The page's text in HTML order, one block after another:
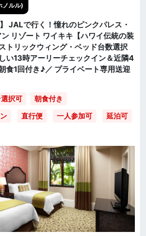
ノルル)
JALで行く！憧れのピンクパレス・
リゾート ワイキキ【ハワイ伝統の装
トリックウィング・ベッド台数選択
い13時アーリーチェックイン＆近隣4
食1回付き♪／ プライベート専用送迎
択可 朝食付き
直行便 一人参加可 延泊可